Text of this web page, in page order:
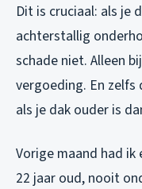
Dit is cruciaal: als je
achterstallig
schade niet. Alleen
vergoeding. En zelfs
als je dak ouder is
Vorige maand had ik
22 jaar oud, nooit